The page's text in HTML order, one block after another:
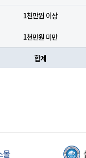
1천만원 이상
1천만원 미만
합계